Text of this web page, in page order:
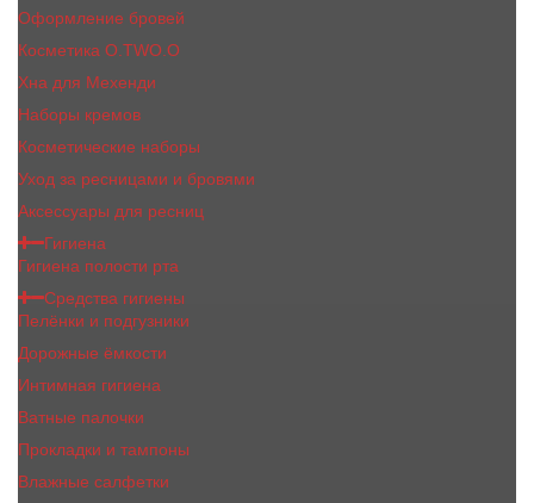
Оформление бровей
Косметика O.TWO.O
Хна для Мехенди
Наборы кремов
Косметические наборы
Уход за ресницами и бровями
Аксессуары для ресниц
Гигиена
Гигиена полости рта
Средства гигиены
Пелёнки и подгузники
Дорожные ёмкости
Интимная гигиена
Ватные палочки
Прокладки и тампоны
Влажные салфетки